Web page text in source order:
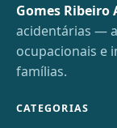
Gomes Ribeiro
acidentárias —
ocupacionais e
famílias.
CATEGORIAS